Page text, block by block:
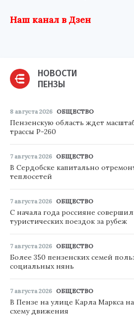
Наш канал в Дзен
НОВОСТИ
ПЕНЗЫ
8 августа 2026 ОБЩЕСТВО
Пензенскую область ждет
трассы Р-260
7 августа 2026 ОБЩЕСТВО
В Сердобске капитально
теплосетей
7 августа 2026 ОБЩЕСТВО
С начала года россияне
туристических поездок за рубеж
7 августа 2026 ОБЩЕСТВО
Более 350 пензенских семей
социальных нянь
7 августа 2026 ОБЩЕСТВО
В Пензе на улице Карла Маркса
схему движения